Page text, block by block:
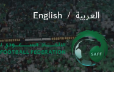
English / العربية